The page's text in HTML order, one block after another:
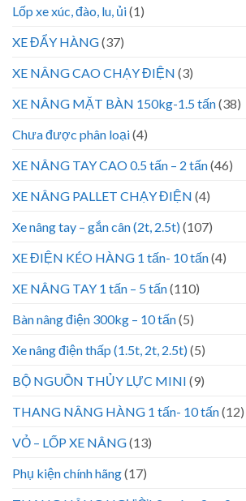
Lốp xe xúc, đào, lu, ủi(1)
XE ĐẨY HÀNG(37)
XE NÂNG CAO CHẠY ĐIỆN (3)
XE NÂNG MẶT BÀN 150kg-1.5 tấn(38)
Chưa được phân loại(4)
XE NÂNG TAY CAO 0.5 tấn – 2 tấn(46)
XE NÂNG PALLET CHẠY ĐIỆN (4)
Xe nâng tay – gắn cân (2t, 2.5t)(107)
XE ĐIỆN KÉO HÀNG 1 tấn- 10 tấn(4)
XE NÂNG TAY 1 tấn – 5 tấn(110)
Bàn nâng điện 300kg – 10 tấn(5)
Xe nâng điện thấp (1.5t, 2t, 2.5t)(5)
BỘ NGUỒN THỦY LỰC MINI (9)
THANG NÂNG HÀNG 1 tấn- 10 tấn(12)
VỎ – LỐP XE NÂNG(13)
Phụ kiện chính hãng(17)